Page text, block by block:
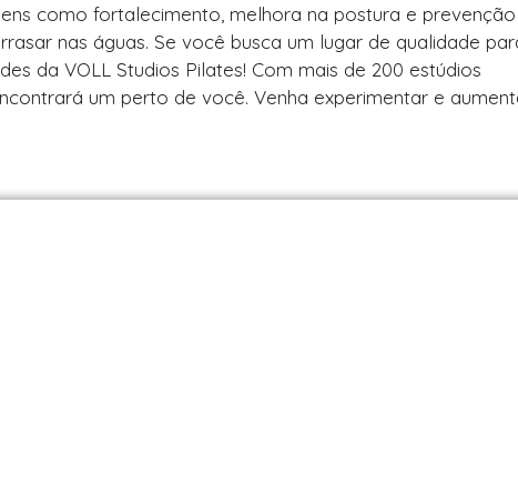
como fortalecimento, melhora na postura e
nas águas. Se você busca um lugar de qualidade
da VOLL Studios Pilates! Com mais de 200 estúdios
um perto de você. Venha experimentar e